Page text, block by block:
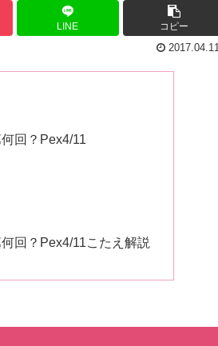
LINE
コピー
2017.04.11
回？Pex4/11
回？Pex4/11こたえ解説